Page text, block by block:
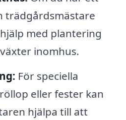
trädgårdsmästare
med plantering
inomhus.
För speciella
eller fester kan
hjälpa till att